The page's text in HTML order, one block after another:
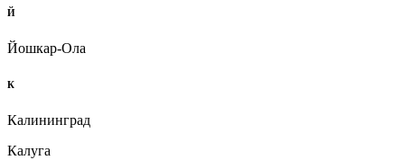
Й
Йошкар-Ола
К
Калининград
Калуга